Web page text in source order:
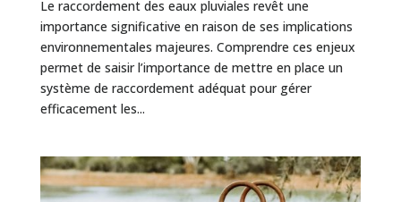
Le raccordement des eaux pluviales revêt une
importance significative en raison de ses implications
environnementales majeures. Comprendre ces enjeux
permet de saisir l’importance de mettre en place un
système de raccordement adéquat pour gérer
efficacement les...